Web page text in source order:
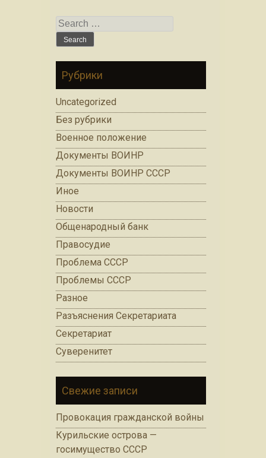
Search for:
Рубрики
Uncategorized
Без рубрики
Военное положение
Документы ВОИНР
Документы ВОИНР СССР
Иное
Новости
Общенародный банк
Правосудие
Проблема СССР
Проблемы СССР
Разное
Разъяснения Секретариата
Секретариат
Суверенитет
Свежие записи
Провокация гражданской войны
Курильские острова —
госимущество СССР